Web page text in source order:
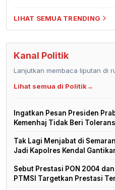
LIHAT SEMUA TRENDING
Kanal Politik
Lanjutkan membaca liputan di
Lihat semua di Politik→
Ingatkan Pesan Presiden
Kemenhaj Tidak Beri
Tak Lagi Menjabat di
Jadi Kapolres Kendal
Sebut Prestasi PON 2004
PTMSI Targetkan Prestasi